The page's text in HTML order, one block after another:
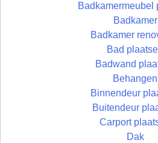
Badkamermeubel
Badkamer
Badkamer
Bad
Badwand
Behangen
Binnendeur
Buitendeur
Carport
Dak